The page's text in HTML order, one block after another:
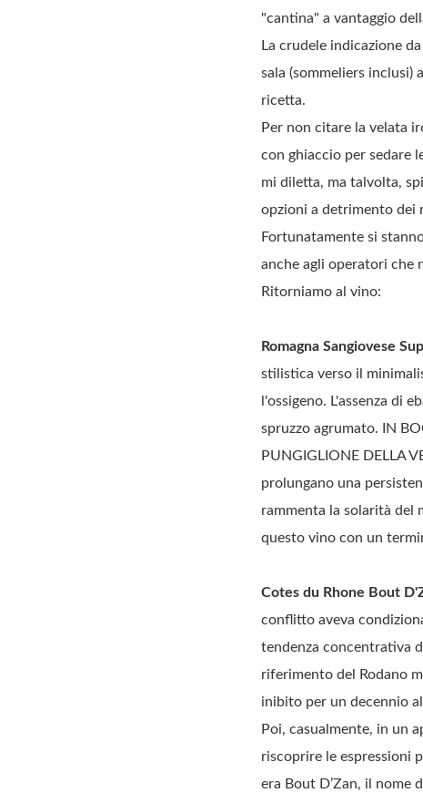
"cantina" a vantaggio
La crudele indicazione
sala (sommeliers inclusi)
ricetta.
Per non citare la velata
con ghiaccio per sedare
mi diletta, ma talvolta,
opzioni a detrimento dei
Fortunatamente si
anche agli operatori che
Ritorniamo al vino:
Romagna Sangiovese
stilistica verso il
l'ossigeno. L'assenza di
spruzzo agrumato. IN
PUNGIGLIONE DELLA
prolungano una
rammenta la solarità del
questo vino con un
Cotes du Rhone Bout
conflitto aveva
tendenza concentrativa
riferimento del Rodano
inibito per un decennio
Poi, casualmente, in un
riscoprire le espressioni
era Bout D’Zan, il nome